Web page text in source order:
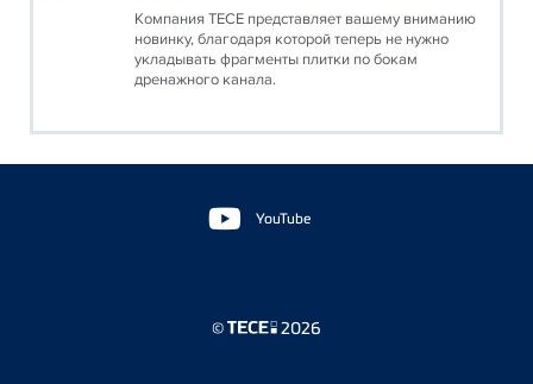
Компания ТЕСЕ представляет вашему вниманию
новинку, благодаря которой теперь не нужно
укладывать фрагменты плитки по бокам
дренажного канала.
YouTube
© 2026